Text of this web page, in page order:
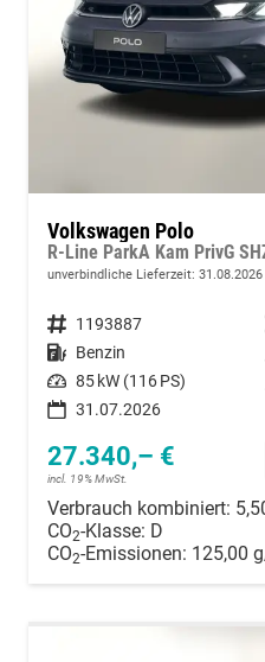
Volkswagen Polo
R-Line ParkA Kam PrivG
unverbindliche Lieferzeit: 31.08.2026
Fahrzeugnummer 1193887
Kraftstoff Benzin
Leistung 85 kW (116 PS)
31.07.2026
27.340,– €
incl. 19% MwSt.
Verbrauch kombiniert:
CO2-Klasse: D
CO2-Emissionen: 125,00